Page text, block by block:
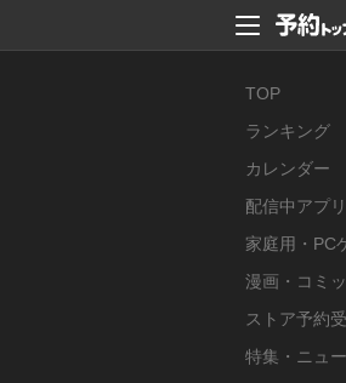
TOP
ランキング
カレンダー
配信中アプリ
家庭用・PC
漫画・コミ
ストア予約
特集・ニュ